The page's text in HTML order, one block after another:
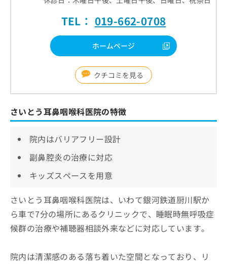
TEL： 019-662-0708
ホームページ
クチコミを見る
さいとう耳鼻咽喉科医院の特徴
院内はバリアフリー設計
副鼻腔炎の治療に対応
キッズスペースを用意
さいとう耳鼻咽喉科医院は、いわて銀河鉄道厨川駅か
ら車で7分の場所にあるクリニックで、睡眠時無呼吸症
候群の治療や補聴器相談外来などに対応しています。
院内は清潔感のある落ち着いた空間となっており、リ